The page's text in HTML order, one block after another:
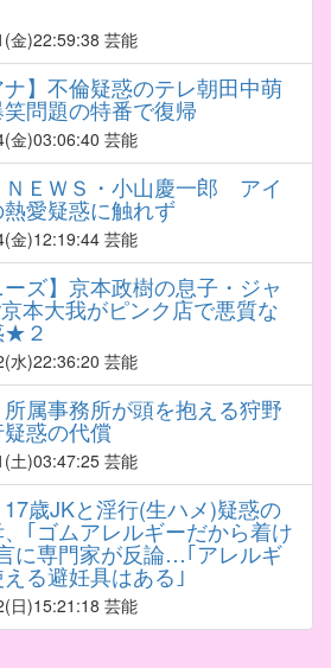
(金)22:59:38 芸能
ナ】不倫疑惑のテレ朝田中萌
問題の特番で復帰
(金)03:06:40 芸能
ＮＥＷＳ・小山慶一郎 アイ
熱愛疑惑に触れず
(金)12:19:44 芸能
ーズ】京本政樹の息子・ジャ
本大我がピンク店で悪質な
★２
(水)22:36:20 芸能
所属事務所が頭を抱える狩野
惑の代償
(土)03:47:25 芸能
17歳JKと淫行(生ハメ)疑惑の
｢ゴムアレルギーだから着け
に専門家が反論…｢アレルギ
る避妊具はある｣
(日)15:21:18 芸能